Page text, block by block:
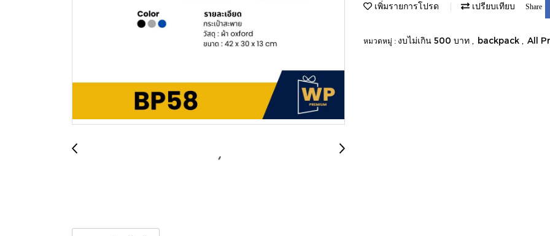
เพิ่มรายการโปรด เปรียบเทียบ Share
หมวดหมู่ : งบไม่เกิน 500 บาท backpack All